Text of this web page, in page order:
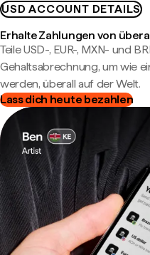
USD ACCOUNT DETAILS
Erhalte Zahlungen von
Teile USD-, EUR-, MXN- und
Gehaltsabrechnung, um wie
werden, überall auf der Welt.
Lass dich heute bezahlen